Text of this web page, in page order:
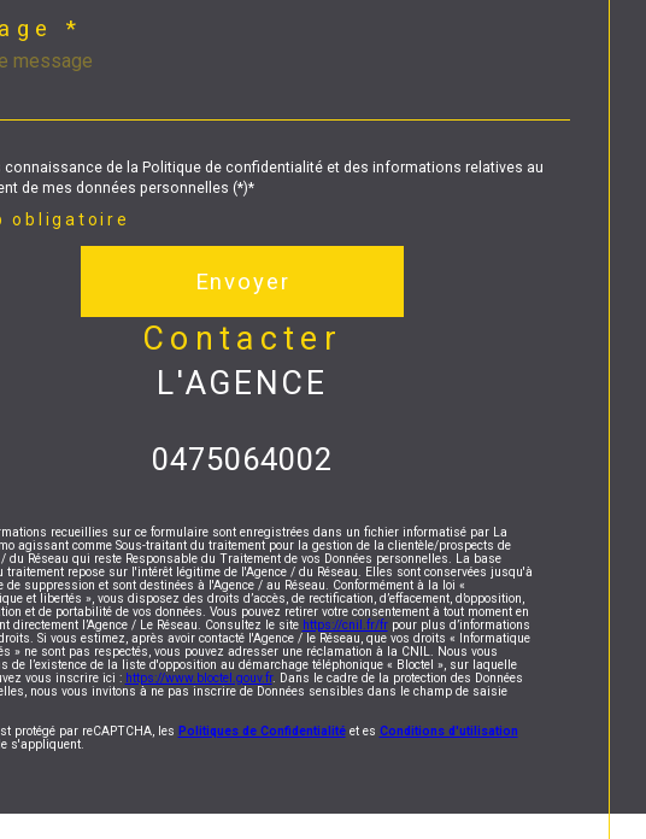
*
connaissance de la Politique de confidentialité et des informations relatives au
de mes données personnelles (*)*
obligatoire
Envoyer
contacter
L'AGENCE
0475064002
recueillies sur ce formulaire sont enregistrées dans un fichier informatisé par La
agissant comme Sous-traitant du traitement pour la gestion de la clientèle/prospects de
/ du Réseau qui reste Responsable du Traitement de vos Données personnelles. La base
traitement repose sur l'intérêt légitime de l'Agence / du Réseau. Elles sont conservées jusqu'à
de suppression et sont destinées à l'Agence / au Réseau. Conformément à la loi «
et libertés », vous disposez des droits d’accès, de rectification, d’effacement, d’opposition,
et de portabilité de vos données. Vous pouvez retirer votre consentement à tout moment en
directement l’Agence / Le Réseau. Consultez le site https://cnil.fr/frpour plus d’informations
Si vous estimez, après avoir contacté l'Agence / le Réseau, que vos droits « Informatique
» ne sont pas respectés, vous pouvez adresser une réclamation à la CNIL. Nous vous
de l’existence de la liste d'opposition au démarchage téléphonique « Bloctel », sur laquelle
vous inscrire ici : https://www.bloctel.gouv.fr. Dans le cadre de la protection des Données
nous vous invitons à ne pas inscrire de Données sensibles dans le champ de saisie
protégé par reCAPTCHA, les Politiques de Confidentialitéet es Conditions d'utilisation
s'appliquent.